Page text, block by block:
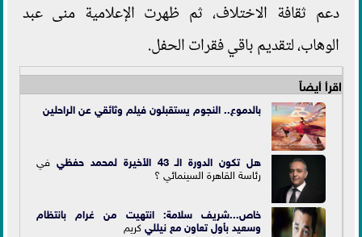
دعم ثقافة الاختلاف، ثم ظهرت الإعلامية منى عبد
الوهاب، لتقديم باقي فقرات الحفل.
اقرأ أيضاً
بالدموع.. النجوم يستقبلون فيلم وثائقي عن الراحلين
هل تكون الدورة الـ 43 الأخيرة ل محمد حفظي في
رئاسة القاهرة السينمائي ؟
خاص...شريف سلامة: انتهيت من غرام بانتظام
وسعيد بأول تعاون معنيلليكريم